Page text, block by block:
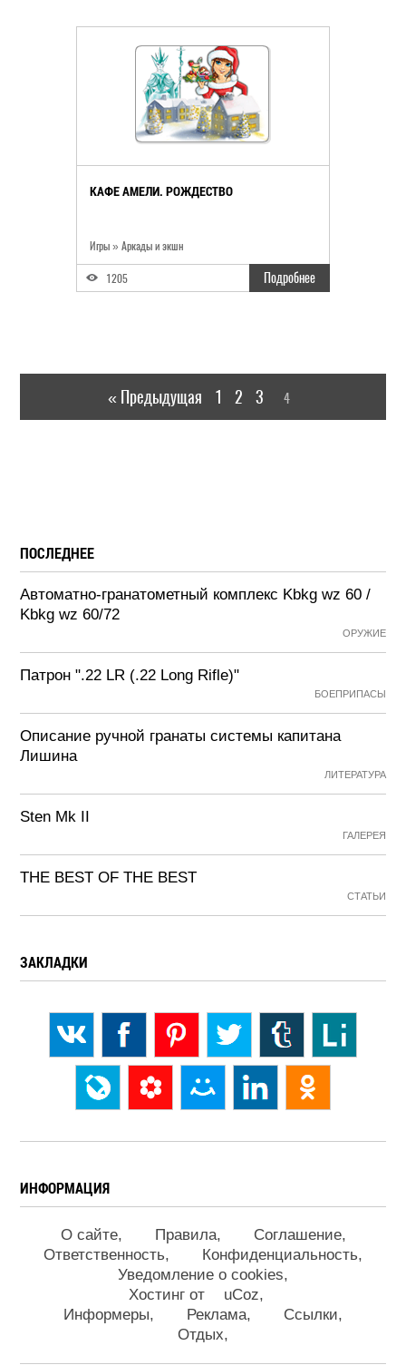
КАФЕ АМЕЛИ. РОЖДЕСТВО
Игры» Аркады и экшн
1205 Подробнее
« Предыдущая 1 2 3 4
ПОСЛЕДНЕЕ
Автоматно-гранатометный комплекс Kbkg wz 60 /
Kbkg wz 60/72
ОРУЖИЕ
Патрон ".22 LR (.22 Long Rifle)"
БОЕПРИПАСЫ
Описание ручной гранаты системы капитана
Лишина
ЛИТЕРАТУРА
Sten Mk II
ГАЛЕРЕЯ
THE BEST OF THE BEST
СТАТЬИ
ЗАКЛАДКИ
ИНФОРМАЦИЯ
О сайте Правила
Соглашение
Ответственность
Конфиденциальность
Уведомление о cookies
Хостинг от
uCoz
Информеры
Реклама
Ссылки
Отдых